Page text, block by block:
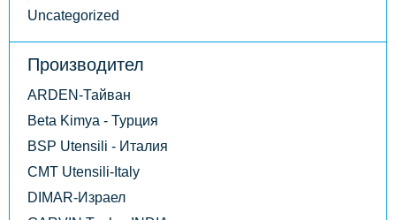
Uncategorized
Производител
ARDEN-Тайван
Beta Kimya - Турция
BSP Utensili - Италия
CMT Utensili-Italy
DIMAR-Израел